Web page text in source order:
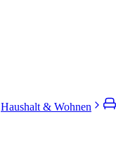
Haushalt & Wohnen